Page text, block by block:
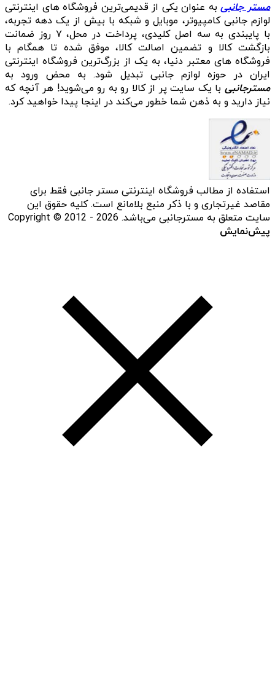
مستر جانبیبه عنوان یکی از قدیمی‌ترین فروشگاه های اینترنتی
لوازم جانبی کامپیوتر، موبایل و شبکه با بیش از یک دهه تجربه،
با پایبندی به سه اصل کلیدی، پرداخت در محل، ۷ روز ضمانت
بازگشت کالا و تضمین اصالت کالا، موفق شده تا همگام با
فروشگاه‌ های معتبر دنیا، به یک از بزرگ‌ترین فروشگاه اینترنتی
ایران در حوزه لوازم جانبی تبدیل شود. به محض ورود به
مسترجانبی با یک سایت پر از کالا رو به رو می‌شوید! هر آنچه که
نیاز دارید و به ذهن شما خطور می‌کند در اینجا پیدا خواهید کرد.
استفاده از مطالب فروشگاه اینترنتی مستر جانبی فقط برای
مقاصد غیرتجاری و با ذکر منبع بلامانع است. کلیه حقوق این
سایت متعلق به مسترجانبی می‌باشد. Copyright © 2012 - 2026
پیش‌نمایش